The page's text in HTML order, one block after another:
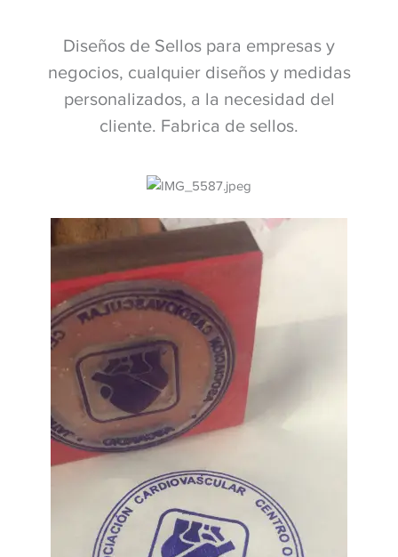
Diseños de Sellos para empresas y
negocios, cualquier diseños y medidas
personalizados, a la necesidad del
cliente. Fabrica de sellos.